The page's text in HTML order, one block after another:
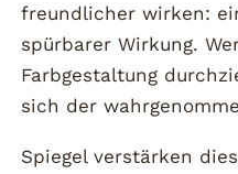
freundlicher wirken:
spürbarer Wirkung.
Farbgestaltung
sich der
Spiegel verstärken